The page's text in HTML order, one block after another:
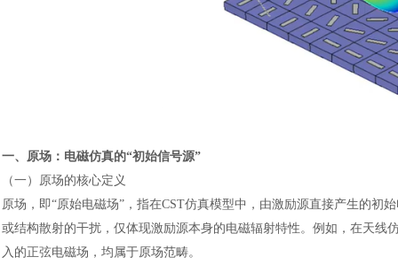
一、原场：电磁仿真的“初始信号源”
（一）原场的核心定义
原场，即“原始电磁场”，指在CST仿真模型中，由激励源直接产生的初
或结构散射的干扰，仅体现激励源本身的电磁辐射特性。例如，在天
入的正弦电磁场，均属于原场范畴。